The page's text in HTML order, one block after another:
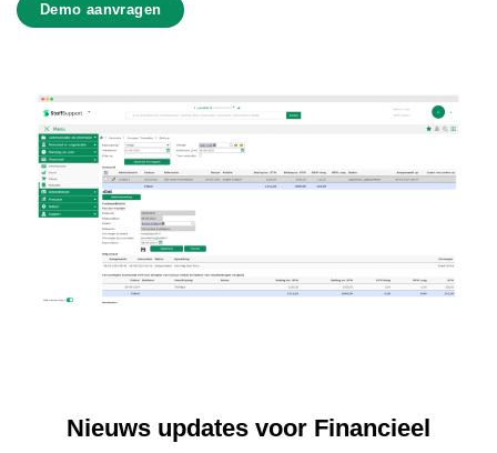
Demo aanvragen
Nieuws updates voor Financieel